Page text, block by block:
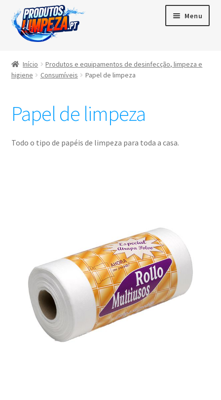
Menu
Contactos
Início
Produtos e equipamentos de desinfecção, limpeza e
higiene
Consumíveis Papel de limpeza
Papel de limpeza
Todo o tipo de papéis de limpeza para toda a casa.